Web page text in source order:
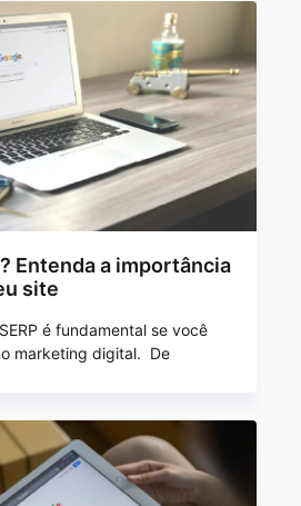
Entenda a importância
site
é fundamental se você
marketing digital. De